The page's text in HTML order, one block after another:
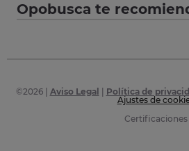
Opobusca te
©2026| Aviso Legal Política de
Ajustes de
Certificaciones